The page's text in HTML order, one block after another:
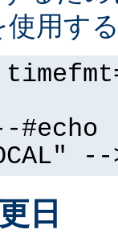
使用す
#echo
--
日